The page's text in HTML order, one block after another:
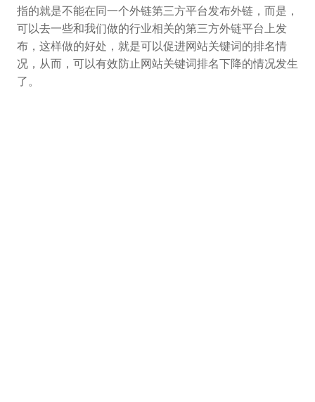
指的就是不能在同一个外链第三方平台发布外链，而是，
可以去一些和我们做的行业相关的第三方外链平台上发
布，这样做的好处，就是可以促进网站关键词的排名情
况，从而，可以有效防止网站关键词排名下降的情况发生
了。